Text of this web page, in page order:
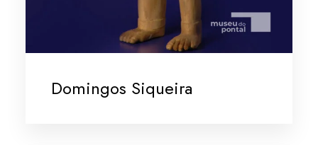
Domingos Siqueira